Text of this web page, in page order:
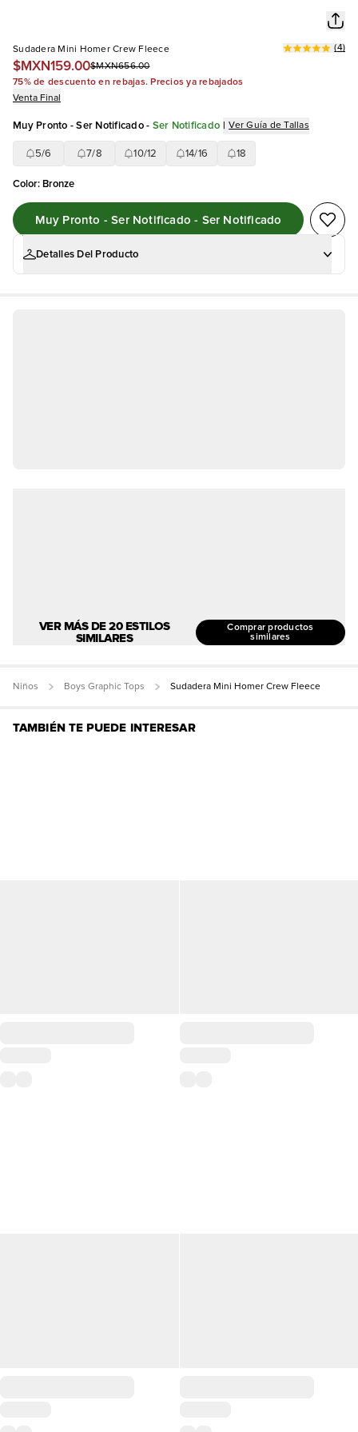
Sudadera Mini Homer Crew Fleece
$MXN159.00$MXN656.00
(4)
75% de descuento en rebajas. Precios ya rebajados
Venta Final
Muy Pronto - Ser Notificado- Ser Notificado | Ver Guía de Tallas
5/6 7/8 10/12 14/16 18
Color: Bronze
Muy Pronto - Ser Notificado - Ser Notificado
Detalles Del Producto
VER MÁS DE 20 ESTILOS
SIMILARES
Comprar productos
similares
Niños Boys Graphic Tops Sudadera Mini Homer Crew Fleece
TAMBIÉN TE PUEDE INTERESAR